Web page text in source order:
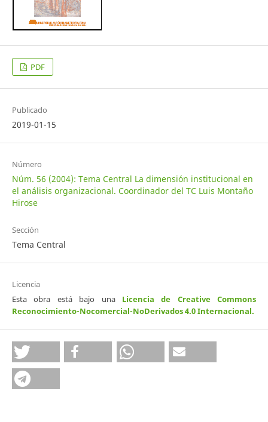
PDF
Publicado
2019-01-15
Número
Núm. 56 (2004): Tema Central La dimensión institucional en
el análisis organizacional. Coordinador del TC Luis Montaño
Hirose
Sección
Tema Central
Licencia
Esta obra está bajo una Licencia de Creative Commons
Reconocimiento-Nocomercial-NoDerivados 4.0 Internacional.